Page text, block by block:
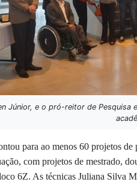
Júnior, e o pró-reitor de
para ao menos 60 projetos
com projetos de mestrado,
6Z. As técnicas Juliana Silva